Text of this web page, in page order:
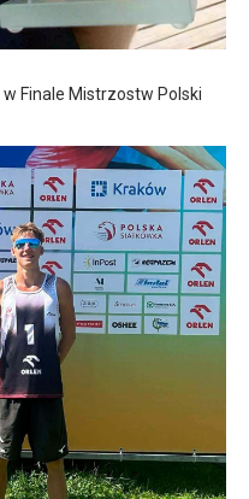
Finale Mistrzostw Polski